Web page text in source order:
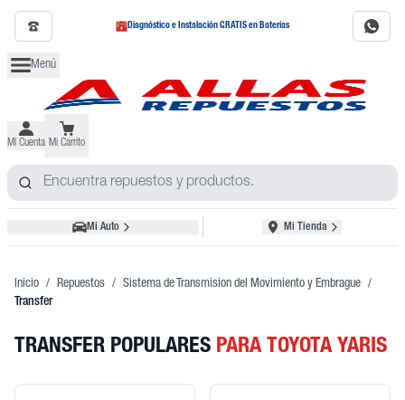
Diagnóstico e Instalación GRATIS en Baterías
Menú
Mi Cuenta Mi Carrito
Mi Auto Mi Tienda
Inicio / Repuestos / Sistema de Transmision del Movimiento y Embrague /
Transfer
TRANSFER POPULARES PARA TOYOTA YARIS